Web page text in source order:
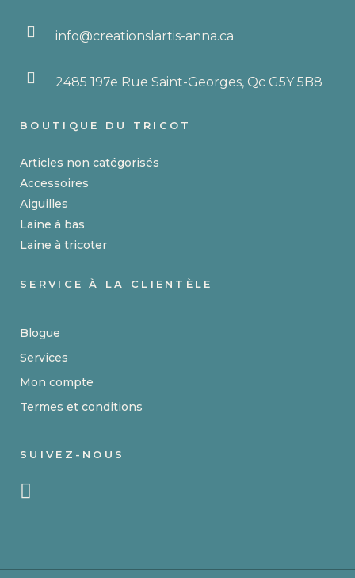
produit
info@creationslartis-anna.ca
2485 197e Rue Saint-Georges, Qc G5Y 5B8
BOUTIQUE DU TRICOT
Articles non catégorisés
Accessoires
Aiguilles
Laine à bas
Laine à tricoter
SERVICE À LA CLIENTÈLE
Blogue
Services
Mon compte
Termes et conditions
SUIVEZ-NOUS